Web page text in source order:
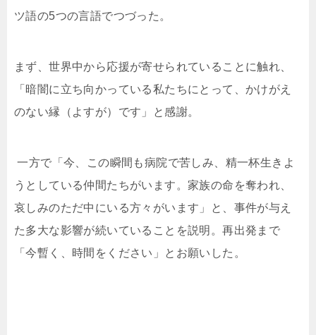
ツ語の5つの言語でつづった。
まず、世界中から応援が寄せられていることに触れ、
「暗闇に立ち向かっている私たちにとって、かけがえ
のない縁（よすが）です」と感謝。
一方で「今、この瞬間も病院で苦しみ、精一杯生きよ
うとしている仲間たちがいます。家族の命を奪われ、
哀しみのただ中にいる方々がいます」と、事件が与え
た多大な影響が続いていることを説明。再出発まで
「今暫く、時間をください」とお願いした。